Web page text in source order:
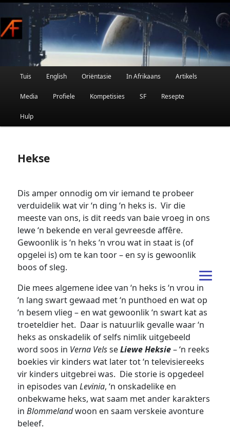
Skip
to
primary
content
Afrikaanse Wetenskapfiksie en Fantasie
Main
Tuis English Oriëntasie In Afrikaans Artikels
Media Profiele Kompetisies SF Resepte
Hulp
Hekse
Dis amper onnodig om vir iemand te probeer
verduidelik wat vir ‘n ding ‘n heks is. Vir die
meeste van ons, is dit reeds van baie vroeg in ons
lewe ‘n bekende en veral gevreesde affêre.
Gewoonlik is ‘n heks ‘n vrou wat in staat is (of
opgelei is) om te kan toor – en sy is gewoonlik
boos of sleg.
Die mees algemene idee van ‘n heks is ‘n vrou in
‘n lang swart gewaad met ‘n punthoed en wat op
‘n besem vlieg – en wat gewoonlik ‘n swart kat as
troeteldier het. Daar is natuurlik gevalle waar ‘n
heks as onskadelik of selfs nimlik uitgebeeld
word soos in Verna VelsseLiewe Heksie– ‘n reeks
boekies vir kinders wat later tot ‘n televisiereeks
vir kinders uitgebrei was. Die storie is opgedeel
in episodes vanLevinia, ‘n onskadelike en
onbekwame heks, wat saam met ander karakters
inBlommelandwoon en saam verskeie avonture
beleef.